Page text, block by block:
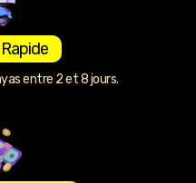
entre 2 et 8 jours.